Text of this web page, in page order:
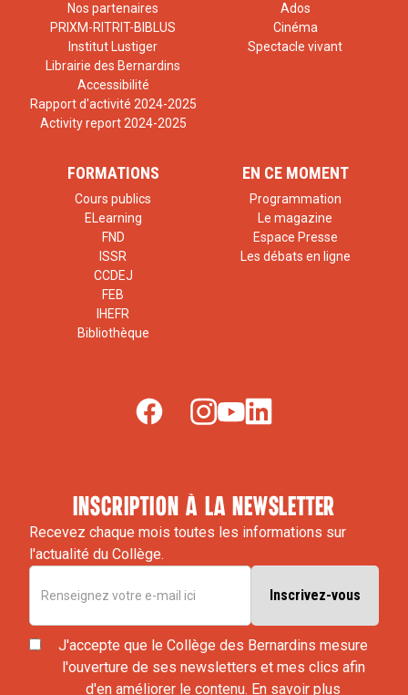
Nos partenaires
PRIXM-RITRIT-BIBLUS
Institut Lustiger
Librairie des Bernardins
Accessibilité
Rapport d'activité 2024-2025
Activity report 2024-2025
Ados
Cinéma
Spectacle vivant
FORMATIONS
Cours publics
ELearning
FND
ISSR
CCDEJ
FEB
IHEFR
Bibliothèque
EN CE MOMENT
Programmation
Le magazine
Espace Presse
Les débats en ligne
inscription à la newsletter
Recevez chaque mois toutes les informations sur
l'actualité du Collège.
J'accepte que le Collège des Bernardins mesure
l'ouverture de ses newsletters et mes clics afin
d'en améliorer le contenu. En savoir plus